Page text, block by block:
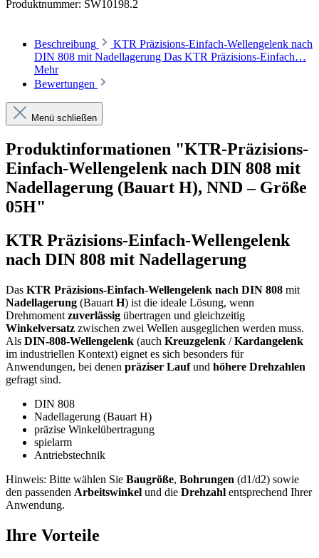
Produktnummer: SW10198.2
Beschreibung
KTR Präzisions-Einfach-Wellengelenk nach
DIN 808 mit Nadellagerung Das KTR Präzisions-Einfach…
Mehr
Bewertungen
Menü schließen
Produktinformationen "KTR-Präzisions-
Einfach-Wellengelenk nach DIN 808 mit
Nadellagerung (Bauart H), NND – Größe
05H"
KTR Präzisions-Einfach-Wellengelenk
nach DIN 808 mit Nadellagerung
Das KTR Präzisions-Einfach-Wellengelenk nach DIN 808 mit
Nadellagerung (Bauart H) ist die ideale Lösung, wenn
Drehmoment zuverlässig übertragen und gleichzeitig
Winkelversatz zwischen zwei Wellen ausgeglichen werden muss.
Als DIN-808-Wellengelenk (auch Kreuzgelenk /Kardangelenk
im industriellen Kontext) eignet es sich besonders für
Anwendungen, bei denen präziser Laufund höhere Drehzahlen
gefragt sind.
DIN 808
Nadellagerung (Bauart H)
präzise Winkelübertragung
spielarm
Antriebstechnik
Hinweis: Bitte wählen Sie Baugröße, Bohrungen (d1/d2) sowie
den passenden Arbeitswinkel und die Drehzahl entsprechend Ihrer
Anwendung.
Ihre Vorteile